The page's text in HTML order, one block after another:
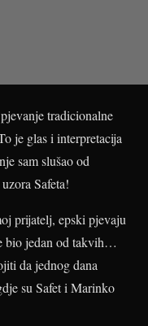
tradicionalne
je glas i interpretacija
sam slušao od
Safeta!
prijatelj, epski pjevaju
bio jedan od takvih…
da jednog dana
su Safet i Marinko